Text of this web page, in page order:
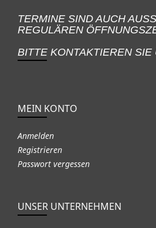
TERMINE SIND AUCH
REGULÄREN
BITTE KONTAKTIEREN SIE
MEIN KONTO
Anmelden
Registrieren
Passwort vergessen
UNSER UNTERNEHMEN